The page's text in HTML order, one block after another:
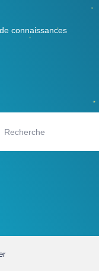
connaissances